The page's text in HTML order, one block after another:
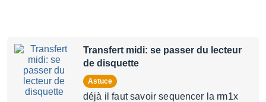
Transfert midi: se passer du lecteur
de disquette
Astuce
déjà il faut savoir sequencer la rm1x